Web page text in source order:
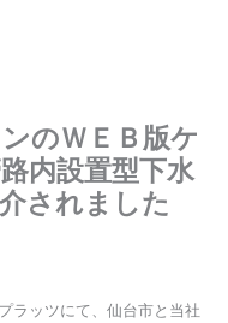
のＷＥＢ版ケ
内設置型下水
されました
ラッツにて、仙台市と当社